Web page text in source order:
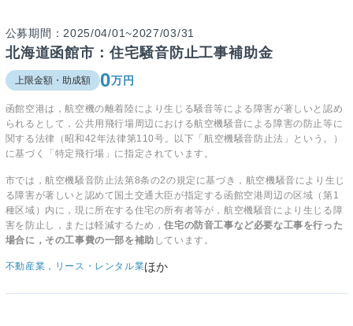
公募期間：2025/04/01~2027/03/31
北海道函館市：住宅騒音防止工事補助金
上限金額・助成額 0万円
函館空港は，航空機の離着陸により生じる騒音等による障害が著しいと認め
られるとして，公共用飛行場周辺における航空機騒音による障害の防止等に
関する法律（昭和42年法律第110号。以下「航空機騒音防止法」という。）
に基づく「特定飛行場」に指定されています。
市では，航空機騒音防止法第8条の2の規定に基づき，航空機騒音により生じ
る障害が著しいと認めて国土交通大臣が指定する函館空港周辺の区域（第1
種区域）内に，現に所在する住宅の所有者等が，航空機騒音により生じる障
害を防止し，または軽減するため，住宅の防音工事など必要な工事を行った
場合に，その工事費の一部を補助 しています。
不動産業，リース・レンタル業ほか